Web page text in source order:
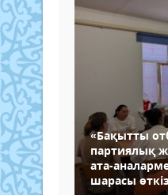
«Бақытты
партиялық
ата-
шарасы